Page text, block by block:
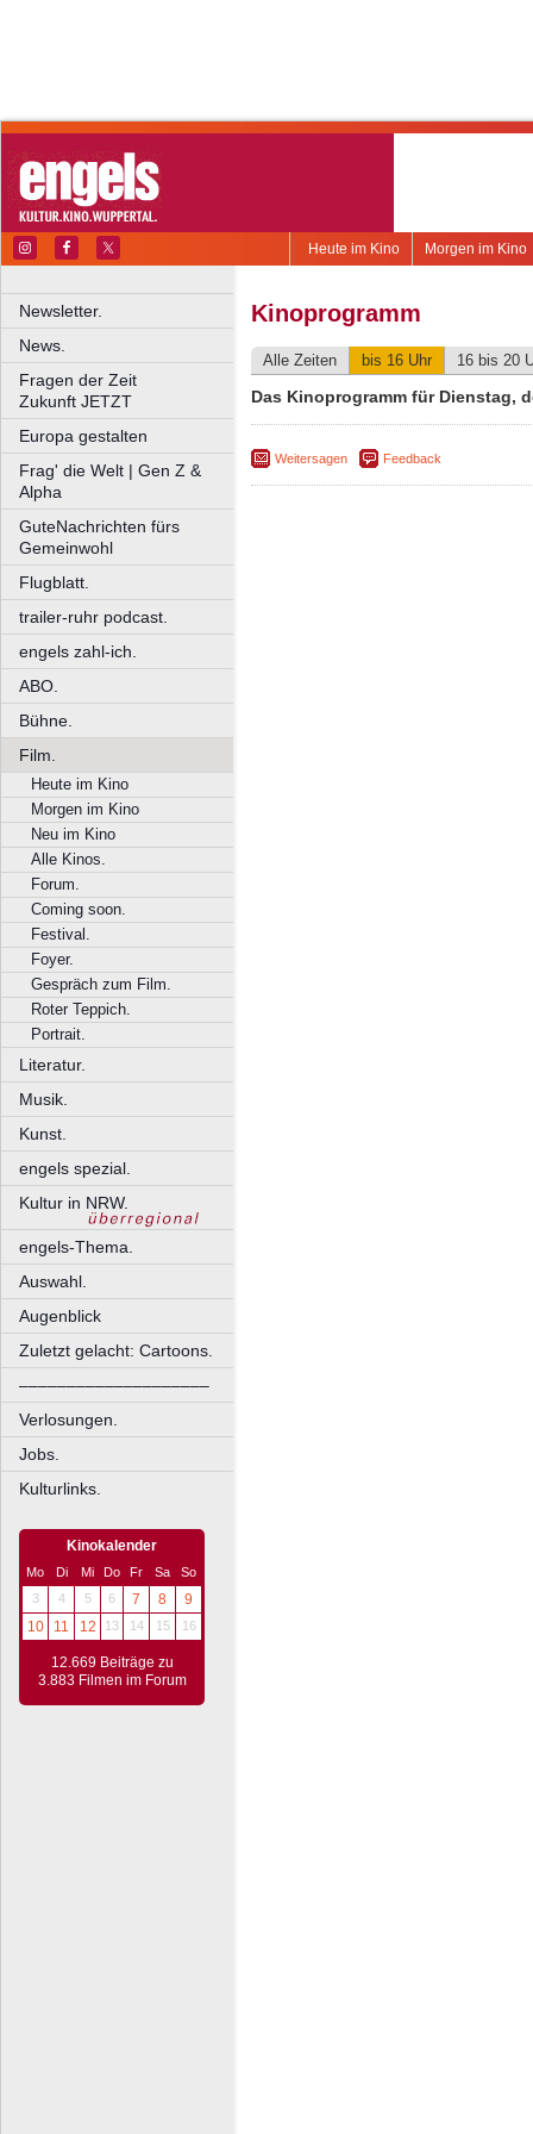
Morgen im Kino
Heute im Kino
Newsletter.
News.
Fragen der Zeit
Zukunft JETZT
Europa gestalten
Frag' die Welt | Gen Z &
Alpha
GuteNachrichten fürs
Gemeinwohl
Flugblatt.
trailer-ruhr podcast.
engels zahl-ich.
ABO.
Bühne.
Film.
Heute im Kino
Morgen im Kino
Neu im Kino
Alle Kinos.
Forum.
Coming soon.
Festival.
Foyer.
Gespräch zum Film.
Roter Teppich.
Portrait.
Literatur.
Musik.
Kunst.
engels spezial.
Kultur in NRW.
engels-Thema.
Auswahl.
Augenblick
Zuletzt gelacht: Cartoons.
––––––––––––––––––––
Verlosungen.
Jobs.
Kulturlinks.
Kinokalender
Mo Di Mi Do Fr Sa
So
3
4 5 6 7 8
9
10
11 12 13 14 15 16
12.669 Beiträge zu
3.883 Filmen im Forum
Kinoprogramm
Alle Zeiten bis 16 Uhr 16 bis 20
Das Kinoprogramm für Dienstag,
Weitersagen Feedback